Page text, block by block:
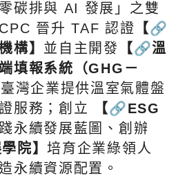
碳排與 AI 發展」之雙
CPC 晉升 TAF 認證 【🔗
構】 並 自主開發 【🔗溫
填報系統（GHG－
臺灣企業提供溫室氣體盤
服務； 創立
【🔗ESG
永續發展藍圖 、 創辦
學院】培育企業綠領人
永續資源配置。